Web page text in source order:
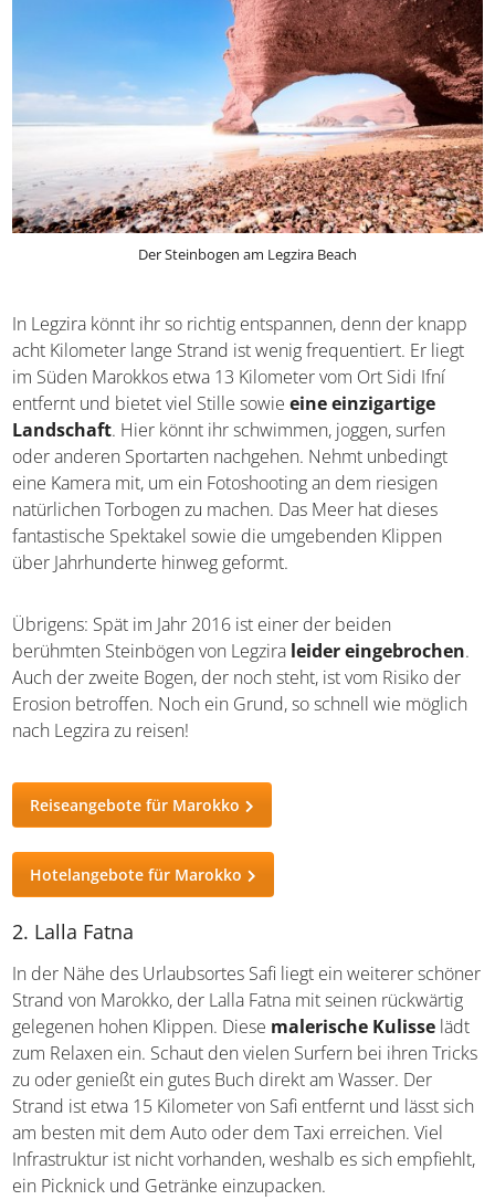
Der Steinbogen am Legzira Beach
In Legzira könnt ihr so richtig entspannen, denn der knapp
acht Kilometer lange Strand ist wenig frequentiert. Er liegt
im Süden Marokkos etwa 13 Kilometer vom Ort Sidi Ifní
entfernt und bietet viel Stille sowie eine einzigartige
Landschaft. Hier könnt ihr schwimmen, joggen, surfen
oder anderen Sportarten nachgehen. Nehmt unbedingt
eine Kamera mit, um ein Fotoshooting an dem riesigen
natürlichen Torbogen zu machen. Das Meer hat dieses
fantastische Spektakel sowie die umgebenden Klippen
über Jahrhunderte hinweg geformt.
Übrigens: Spät im Jahr 2016 ist einer der beiden
berühmten Steinbögen von Legzira leider eingebrochen.
Auch der zweite Bogen, der noch steht, ist vom Risiko der
Erosion betroffen. Noch ein Grund, so schnell wie möglich
nach Legzira zu reisen!
Reiseangebote für Marokko
Hotelangebote für Marokko
2. Lalla Fatna
In der Nähe des Urlaubsortes Safi liegt ein weiterer schöner
Strand von Marokko, der Lalla Fatna mit seinen rückwärtig
gelegenen hohen Klippen. Diese malerische Kulisse lädt
zum Relaxen ein. Schaut den vielen Surfern bei ihren Tricks
zu oder genießt ein gutes Buch direkt am Wasser. Der
Strand ist etwa 15 Kilometer von Safi entfernt und lässt sich
am besten mit dem Auto oder dem Taxi erreichen. Viel
Infrastruktur ist nicht vorhanden, weshalb es sich empfiehlt,
ein Picknick und Getränke einzupacken.